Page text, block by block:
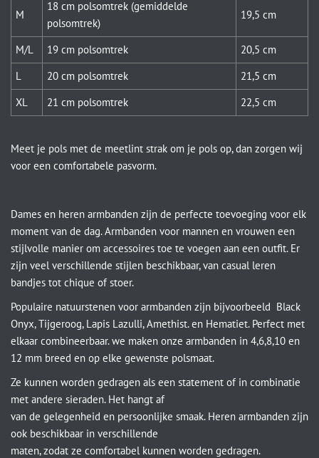
M
18 cm polsomtrek (gemiddelde
polsomtrek)
19,5 cm
M/L 19 cm polsomtrek
20,5 cm
L
20 cm polsomtrek
21,5 cm
XL
21 cm polsomtrek 22,5 cm
Meet je pols met de meetlint strak om je pols op, dan zorgen wij
voor een comfortabele pasvorm.
Dames en heren armbanden zijn de perfecte toevoeging voor elk
moment van de dag. Armbanden voor mannen en vrouwen een
stijlvolle manier om accessoires toe te voegen aan een outfit. Er
zijn veel verschillende stijlen beschikbaar, van casual leren
bandjes tot chique of stoer.
Populaire natuurstenen voor armbanden zijn bijvoorbeeld Black
Onyx, Tijgeroog, Lapis Lazulli, Amethist. en Hematiet. Perfect met
elkaar combineerbaar. we maken onze armbanden in 4,6,8,10 en
12 mm breed en op elke gewenste polsmaat.
Ze kunnen worden gedragen als een statement of in combinatie
met andere sieraden. Het hangt af
van de gelegenheid en persoonlijke smaak. Heren armbanden zijn
ook beschikbaar in verschillende
maten, zodat ze comfortabel kunnen worden gedragen.